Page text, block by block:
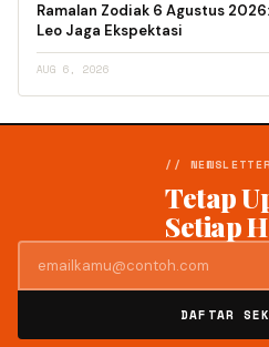
Ramalan Zodiak 6 Agustus
Leo Jaga Ekspektasi
AUG 6, 2026
//
Tetap
Setiap
DAFTAR